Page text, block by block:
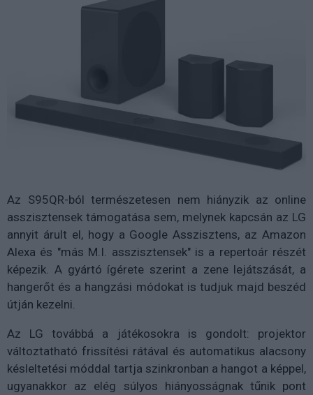
Az S95QR-ból természetesen nem hiányzik az online
asszisztensek támogatása sem, melynek kapcsán az LG
annyit árult el, hogy a Google Asszisztens, az Amazon
Alexa és "más M.I. asszisztensek" is a repertoár részét
képezik. A gyártó ígérete szerint a zene lejátszását, a
hangerőt és a hangzási módokat is tudjuk majd beszéd
útján kezelni.
Az LG továbbá a játékosokra is gondolt: projektor
változtatható frissítési rátával és automatikus alacsony
késleltetési móddal tartja szinkronban a hangot a képpel,
ugyanakkor az elég súlyos hiányosságnak tűnik pont